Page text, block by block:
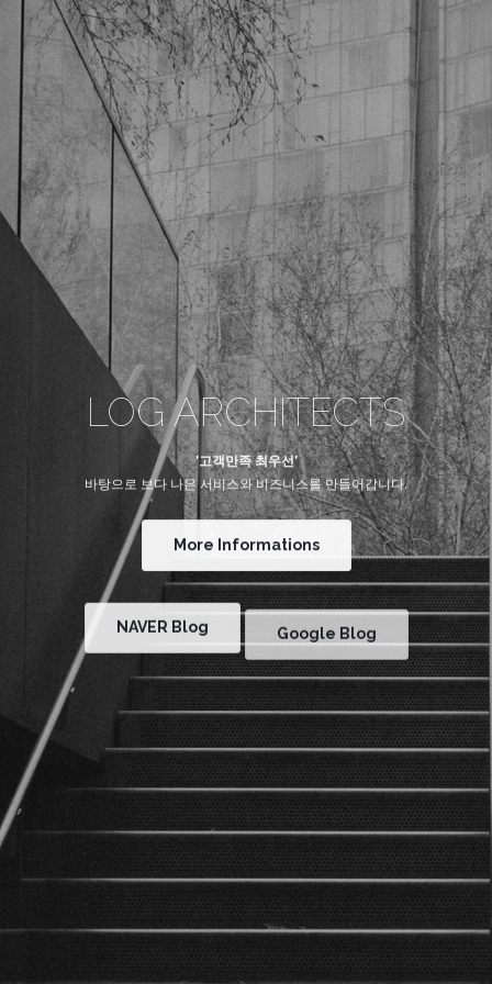
LOG ARCHITECTS
'고객만족 최우선'
바탕으로 보다 나은 서비스와 비즈니스를 만들어갑니다.
More Informations
NAVER Blog Google Blog